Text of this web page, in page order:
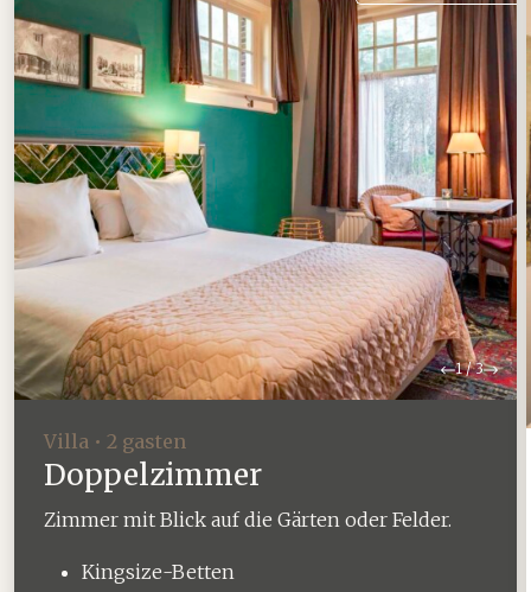
Zurück
1/3
Villa • 2 gasten
Doppelzimmer
Zimmer mit Blick auf die Gärten oder Felder.
Kingsize-Betten